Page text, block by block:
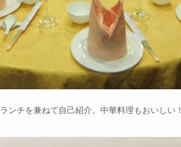
ランチを兼ねて自己紹介。中華料理もおいしい！